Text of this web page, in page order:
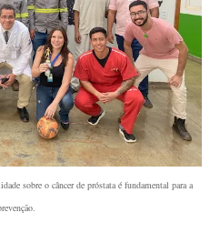
sobre o câncer de próstata é fundamental para a